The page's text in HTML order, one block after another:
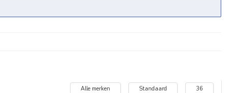
Alle merken Standaard 36